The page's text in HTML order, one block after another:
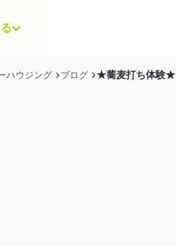
ハウジング ブログ ★蕎麦打ち体験★